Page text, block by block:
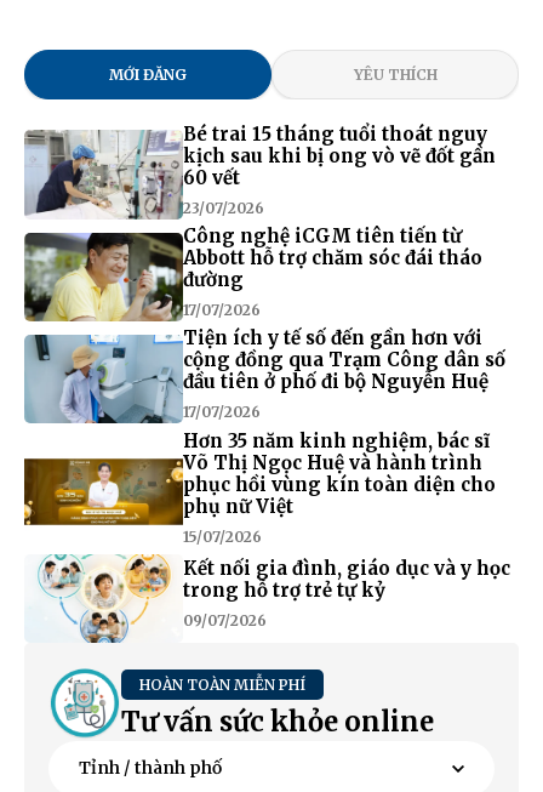
MỚI ĐĂNG YÊU THÍCH
Bé trai 15 tháng tuổi thoát nguy
kịch sau khi bị ong vò vẽ đốt gần
60 vết
23/07/2026
Công nghệ iCGM tiên tiến từ
Abbott hỗ trợ chăm sóc đái tháo
đường
17/07/2026
Tiện ích y tế số đến gần hơn với
cộng đồng qua Trạm Công dân số
đầu tiên ở phố đi bộ Nguyễn Huệ
17/07/2026
Hơn 35 năm kinh nghiệm, bác sĩ
Võ Thị Ngọc Huệ và hành trình
phục hồi vùng kín toàn diện cho
phụ nữ Việt
15/07/2026
Kết nối gia đình, giáo dục và y học
trong hỗ trợ trẻ tự kỷ
09/07/2026
HOÀN TOÀN MIỄN PHÍ
Tư vấn sức khỏe online